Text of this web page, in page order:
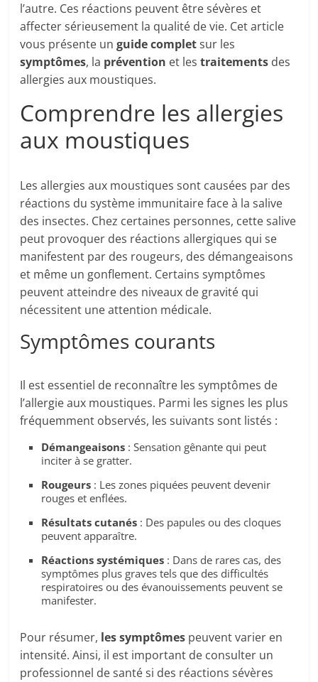
l’autre. Ces réactions peuvent être sévères et
affecter sérieusement la qualité de vie. Cet article
vous présente unguide completsur les
symptômes, la prévention et lestraitements des
allergies aux moustiques.
Comprendre les allergies
aux moustiques
Les allergies aux moustiques sont causées par des
réactions du système immunitaire face à la salive
des insectes. Chez certaines personnes, cette salive
peut provoquer des réactions allergiques qui se
manifestent par des rougeurs, des démangeaisons
et même un gonflement. Certains symptômes
peuvent atteindre des niveaux de gravité qui
nécessitent une attention médicale.
Symptômes courants
Il est essentiel de reconnaître les symptômes de
l’allergie aux moustiques. Parmi les signes les plus
fréquemment observés, les suivants sont listés :
Démangeaisons : Sensation gênante qui peut
inciter à se gratter.
Rougeurs : Les zones piquées peuvent devenir
rouges et enflées.
Résultats cutanés : Des papules ou des cloques
peuvent apparaître.
Réactions systémiques : Dans de rares cas, des
symptômes plus graves tels que des difficultés
respiratoires ou des évanouissements peuvent se
manifester.
Pour résumer, les symptômes peuvent varier en
intensité. Ainsi, il est important de consulter un
professionnel de santé si des réactions sévères